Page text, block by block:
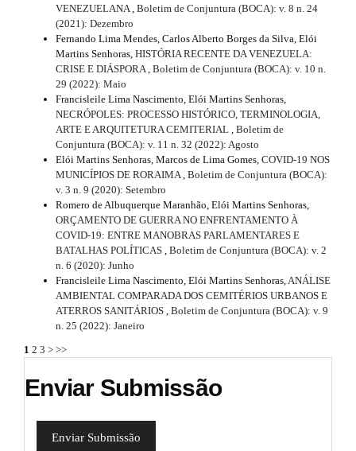
VENEZUELANA, Boletim de Conjuntura (BOCA): v. 8 n. 24
(2021): Dezembro
Fernando Lima Mendes, Carlos Alberto Borges da Silva, Elói
Martins Senhoras, HISTÓRIA RECENTE DA VENEZUELA:
CRISE E DIÁSPORA, Boletim de Conjuntura (BOCA): v. 10 n.
29 (2022): Maio
Francisleile Lima Nascimento, Elói Martins Senhoras,
NECRÓPOLES: PROCESSO HISTÓRICO, TERMINOLOGIA,
ARTE E ARQUITETURA CEMITERIAL , Boletim de
Conjuntura (BOCA): v. 11 n. 32 (2022): Agosto
Elói Martins Senhoras, Marcos de Lima Gomes, COVID-19 NOS
MUNICÍPIOS DE RORAIMA, Boletim de Conjuntura (BOCA):
v. 3 n. 9 (2020): Setembro
Romero de Albuquerque Maranhão, Elói Martins Senhoras,
ORÇAMENTO DE GUERRA NO ENFRENTAMENTO À
COVID-19: ENTRE MANOBRAS PARLAMENTARES E
BATALHAS POLÍTICAS , Boletim de Conjuntura (BOCA): v. 2
n. 6 (2020): Junho
Francisleile Lima Nascimento, Elói Martins Senhoras,ANÁLISE
AMBIENTAL COMPARADA DOS CEMITÉRIOS URBANOS E
ATERROS SANITÁRIOS , Boletim de Conjuntura (BOCA): v. 9
n. 25 (2022): Janeiro
1 2 3 > >>
Enviar Submissão
Enviar Submissão